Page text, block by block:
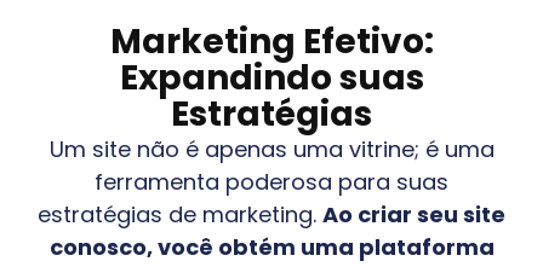
Marketing Efetivo:
Expandindo suas
Estratégias
Um site não é apenas uma vitrine; é uma
ferramenta poderosa para suas
estratégias de marketing. Ao criar seu site
conosco, você obtém uma plataforma